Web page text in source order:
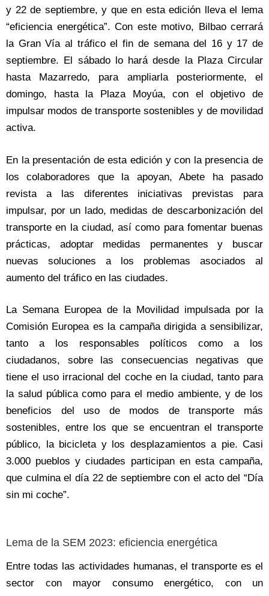
y 22 de septiembre, y que en esta edición lleva el lema
“eficiencia energética”. Con este motivo, Bilbao cerrará
la Gran Vía al tráfico el fin de semana del 16 y 17 de
septiembre. El sábado lo hará desde la Plaza Circular
hasta Mazarredo, para ampliarla posteriormente, el
domingo, hasta la Plaza Moyúa, con el objetivo de
impulsar modos de transporte sostenibles y de movilidad
activa.
En la presentación de esta edición y con la presencia de
los colaboradores que la apoyan, Abete ha pasado
revista a las diferentes iniciativas previstas para
impulsar, por un lado, medidas de descarbonización del
transporte en la ciudad, así como para fomentar buenas
prácticas, adoptar medidas permanentes y buscar
nuevas soluciones a los problemas asociados al
aumento del tráfico en las ciudades.
La Semana Europea de la Movilidad impulsada por la
Comisión Europea es la campaña dirigida a sensibilizar,
tanto a los responsables políticos como a los
ciudadanos, sobre las consecuencias negativas que
tiene el uso irracional del coche en la ciudad, tanto para
la salud pública como para el medio ambiente, y de los
beneficios del uso de modos de transporte más
sostenibles, entre los que se encuentran el transporte
público, la bicicleta y los desplazamientos a pie. Casi
3.000 pueblos y ciudades participan en esta campaña,
que culmina el día 22 de septiembre con el acto del “Día
sin mi coche”.
Lema de la SEM 2023: eficiencia energética
Entre todas las actividades humanas, el transporte es el
sector con mayor consumo energético, con un